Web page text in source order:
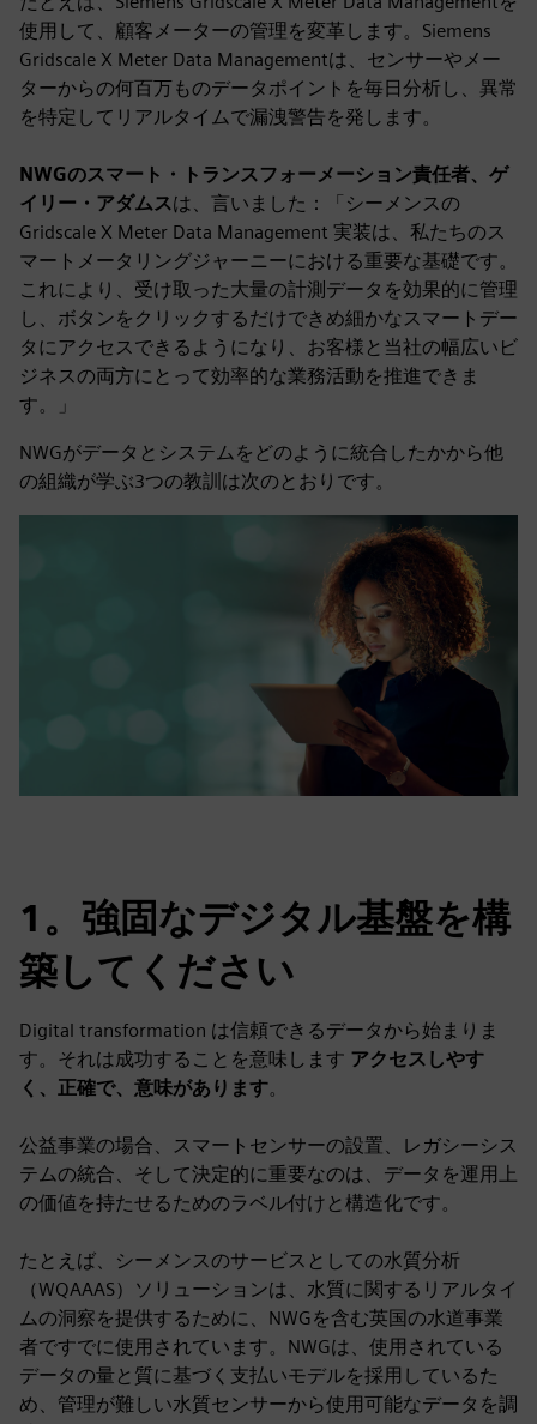
使用して、顧客メーターの管理を変革します。Siemens
Gridscale X Meter Data Managementは、センサーやメー
ターからの何百万ものデータポイントを毎日分析し、異常
を特定してリアルタイムで漏洩警告を発します。
NWGのスマート・トランスフォーメーション責任者、ゲ
イリー・アダムスは、言いました：「シーメンスの
Gridscale X Meter Data Management 実装は、私たちのス
マートメータリングジャーニーにおける重要な基礎です。
これにより、受け取った大量の計測データを効果的に管理
し、ボタンをクリックするだけできめ細かなスマートデー
タにアクセスできるようになり、お客様と当社の幅広いビ
ジネスの両方にとって効率的な業務活動を推進できま
す。」
NWGがデータとシステムをどのように統合したかから他
の組織が学ぶ3つの教訓は次のとおりです。
1。強固なデジタル基盤を構
築してください
Digital transformation は信頼できるデータから始まりま
す。それは成功することを意味します アクセスしやす
く、正確で、意味があります。
公益事業の場合、スマートセンサーの設置、レガシーシス
テムの統合、そして決定的に重要なのは、データを運用上
の価値を持たせるためのラベル付けと構造化です。
たとえば、シーメンスのサービスとしての水質分析
（WQAAAS）ソリューションは、水質に関するリアルタイ
ムの洞察を提供するために、NWGを含む英国の水道事業
者ですでに使用されています。NWGは、使用されている
データの量と質に基づく支払いモデルを採用しているた
め、管理が難しい水質センサーから使用可能なデータを調